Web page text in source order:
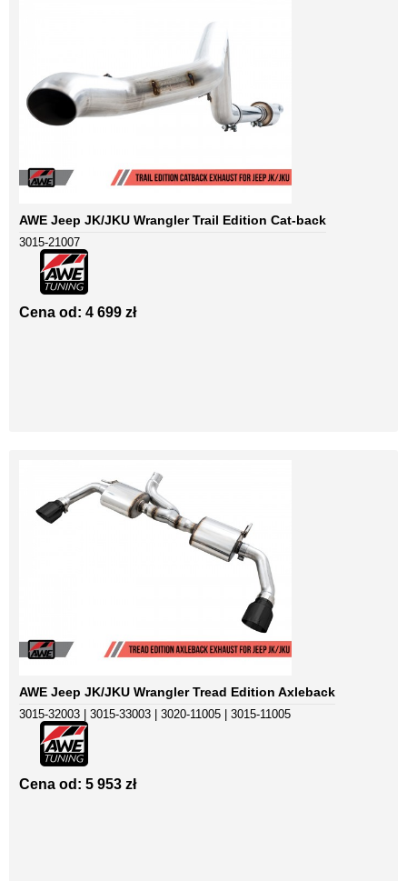
AWE Jeep JK/JKU Wrangler Trail Edition Cat-back
3015-21007
Cena od: 4 699 zł
AWE Jeep JK/JKU Wrangler Tread Edition Axleback
3015-32003 | 3015-33003 | 3020-11005 | 3015-11005
Cena od: 5 953 zł